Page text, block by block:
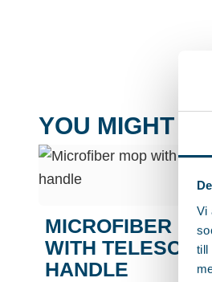
Vi
till
YOU MIGHT
MICROFIBER
WITH
HANDLE